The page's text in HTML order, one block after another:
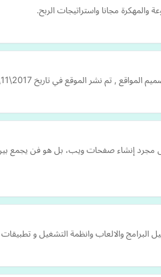
والمهكرة مجانا واستراتيجات الربح.
بإضافة أحدث أعمالي و كتابة مقالات عن التصميم الجرافيكي بشكل عام وبعض الخواطر التي…
إنشاء صفحات ويب، بل هو فن يجمع بين
البرامج والالعاب وانظمة التشغيل و تطبيقات